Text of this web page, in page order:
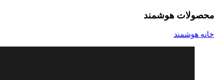
محصولات هوشمند
خانه هوشمند